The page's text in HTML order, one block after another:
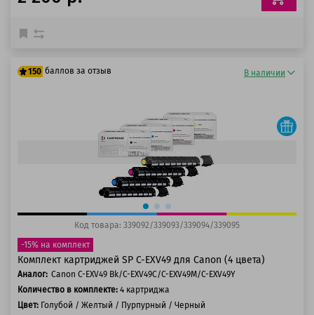
150 баллов за отзыв В наличии
Быстрый просмотр
Код товара: 339092/339093/339094/339095
-15% на комплект
Комплект картриджей SP C-EXV49 для Canon (4 цвета)
Аналог: Canon C-EXV49 Bk/C-EXV49C/C-EXV49M/C-EXV49Y
Количество в комплекте: 4 картриджа
Цвет: Голубой / Желтый / Пурпурный / Черный